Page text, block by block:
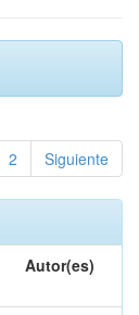
2 Siguiente
Autor(es)